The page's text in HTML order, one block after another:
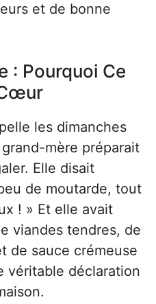
et de bonne
: Pourquoi Ce
les dimanches
mère préparait
Elle disait
de moutarde, tout
! » Et elle avait
viandes tendres, de
de sauce crémeuse
véritable déclaration